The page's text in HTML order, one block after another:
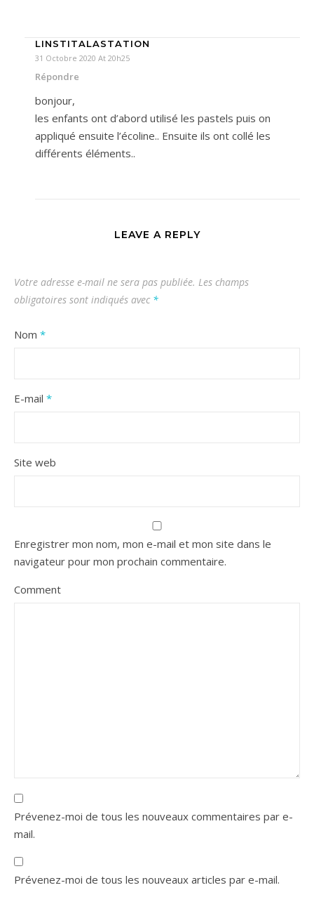
LINSTITALASTATION
31 Octobre 2020 At 20h25
Répondre
bonjour,
les enfants ont d’abord utilisé les pastels puis on
appliqué ensuite l’écoline.. Ensuite ils ont collé les
différents éléments..
LEAVE A REPLY
Votre adresse e-mail ne sera pas publiée. Les champs
obligatoires sont indiqués avec *
Nom *
E-mail *
Site web
Enregistrer mon nom, mon e-mail et mon site dans le
navigateur pour mon prochain commentaire.
Comment
Prévenez-moi de tous les nouveaux commentaires par e-
mail.
Prévenez-moi de tous les nouveaux articles par e-mail.